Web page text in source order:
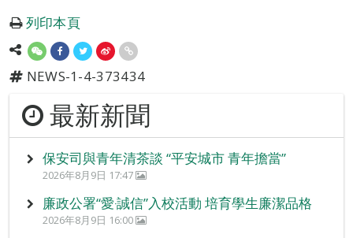
列印本頁
NEWS-1-4-373434
最新新聞
保安司與青年清茶談 “平安城市 青年擔當”
2026年8月9日 17:47
廉政公署“愛‧誠信”入校活動 培育學生廉潔品格
2026年8月9日 16:00